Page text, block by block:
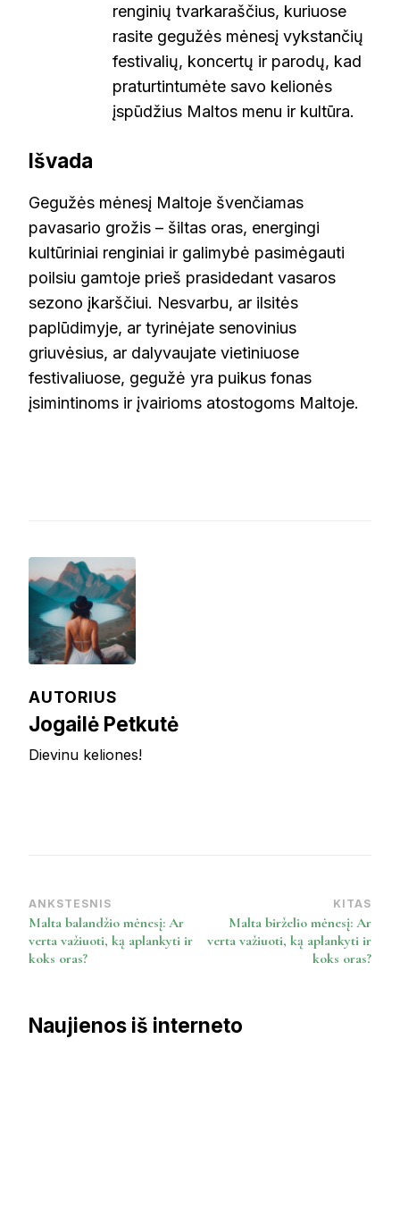
renginių tvarkaraščius, kuriuose
rasite gegužės mėnesį vykstančių
festivalių, koncertų ir parodų, kad
praturtintumėte savo kelionės
įspūdžius Maltos menu ir kultūra.
Išvada
Gegužės mėnesį Maltoje švenčiamas
pavasario grožis – šiltas oras, energingi
kultūriniai renginiai ir galimybė pasimėgauti
poilsiu gamtoje prieš prasidedant vasaros
sezono įkarščiui. Nesvarbu, ar ilsitės
paplūdimyje, ar tyrinėjate senovinius
griuvėsius, ar dalyvaujate vietiniuose
festivaliuose, gegužė yra puikus fonas
įsimintinoms ir įvairioms atostogoms Maltoje.
AUTORIUS
Jogailė Petkutė
Dievinu keliones!
Post
Navigation
ANKSTESNIS
Malta balandžio mėnesį: Ar
verta važiuoti, ką aplankyti ir
koks oras?
KITAS
Malta birželio mėnesį: Ar
verta važiuoti, ką aplankyti ir
koks oras?
Naujienos iš interneto